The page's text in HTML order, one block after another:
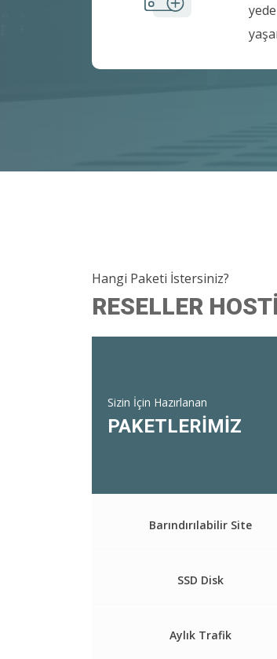
Hangi Paketi İstersiniz?
RESELLER
Sizin İçin Hazırlanan
PAKETLERİMİZ
Barındırılabilir Site
SSD Disk
Aylık Trafik